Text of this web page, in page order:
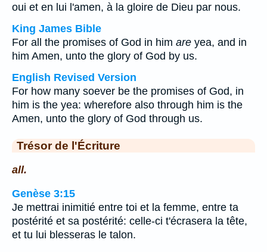
oui et en lui l'amen, à la gloire de Dieu par nous.
King James Bible
For all the promises of God in him are yea, and in
him Amen, unto the glory of God by us.
English Revised Version
For how many soever be the promises of God, in
him is the yea: wherefore also through him is the
Amen, unto the glory of God through us.
Trésor de l'Écriture
all.
Genèse 3:15
Je mettrai inimitié entre toi et la femme, entre ta
postérité et sa postérité: celle-ci t'écrasera la tête,
et tu lui blesseras le talon.